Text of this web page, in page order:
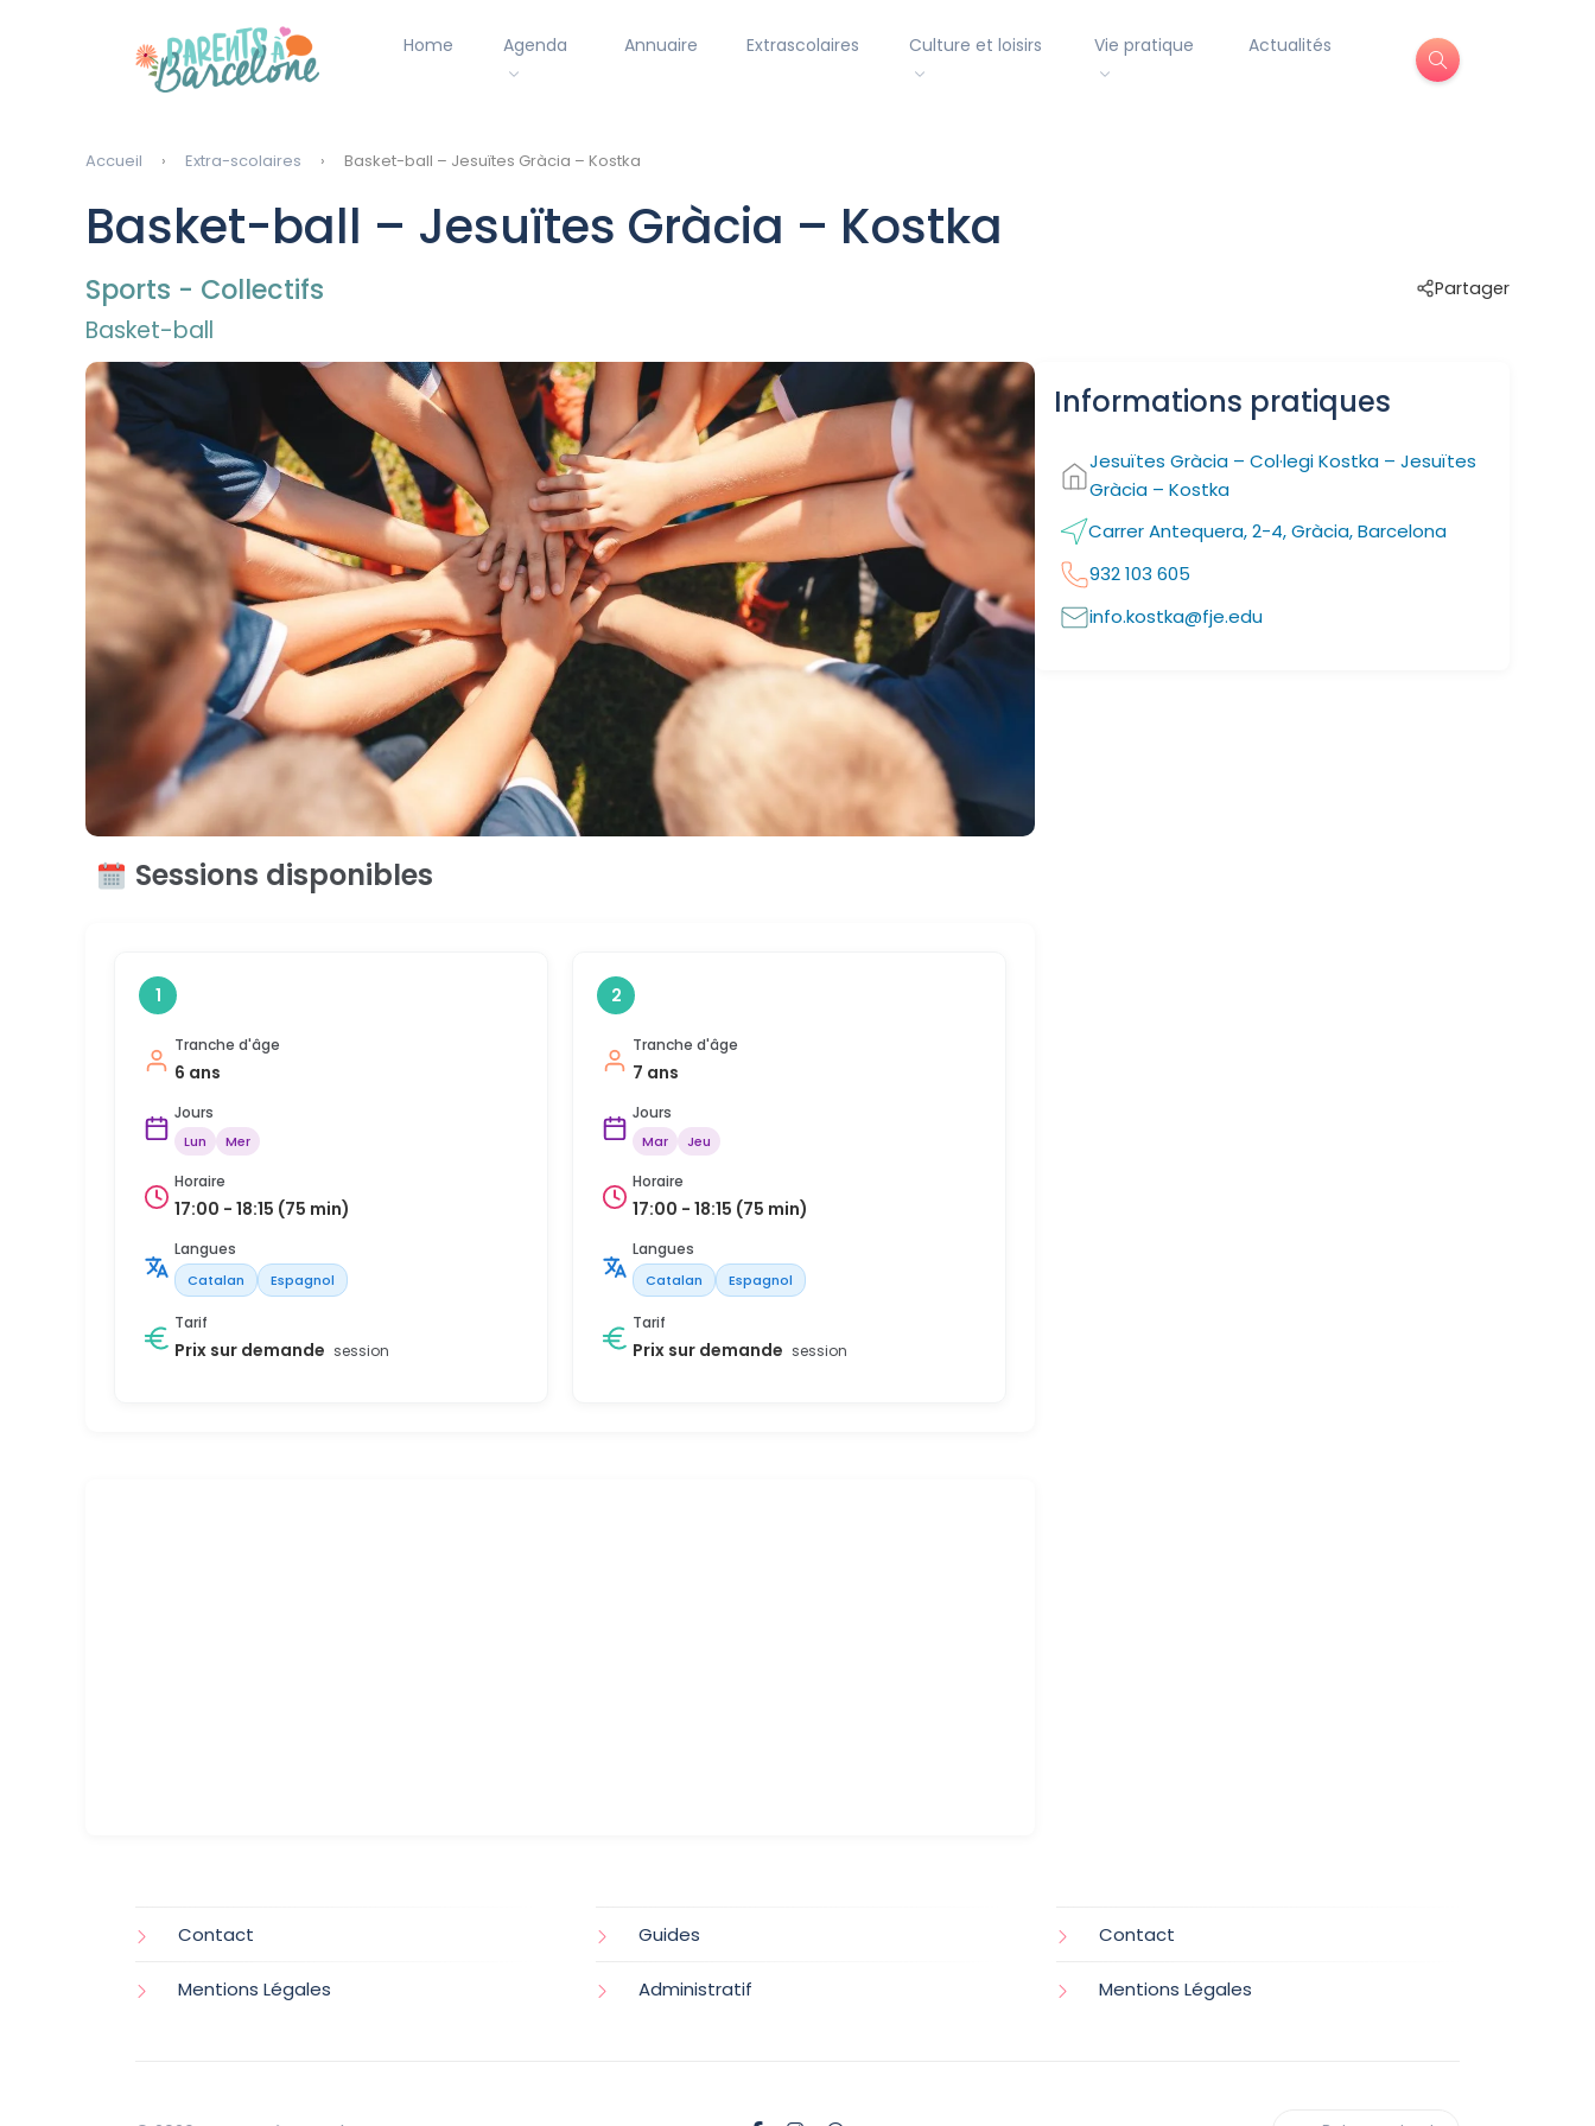
Home Agenda Annuaire Extrascolaires Culture et loisirs Vie pratique Actualités
Accueil Extra-scolaires Basket-ball – Jesuïtes Gràcia – Kostka
Basket-ball – Jesuïtes Gràcia – Kostka
Sports - Collectifs Partager
Basket-ball
Sessions disponibles
1
Tranche d'âge
6 ans
Jours
Lun Mer
Horaire
17:00 - 18:15 (75 min)
Langues
Catalan Espagnol
Tarif
Prix sur demande session
2
Tranche d'âge
7 ans
Jours
Mar Jeu
Horaire
17:00 - 18:15 (75 min)
Langues
Catalan Espagnol
Tarif
Prix sur demande session
Informations pratiques
Jesuïtes Gràcia – Col·legi Kostka – Jesuïtes
Gràcia – Kostka
Carrer Antequera, 2-4, Gràcia, Barcelona
932 103 605
info.kostka@fje.edu
Contact
Mentions Légales
Guides
Administratif
Contact
Mentions Légales